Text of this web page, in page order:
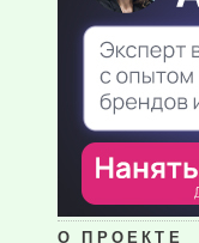
О ПРОЕКТЕ